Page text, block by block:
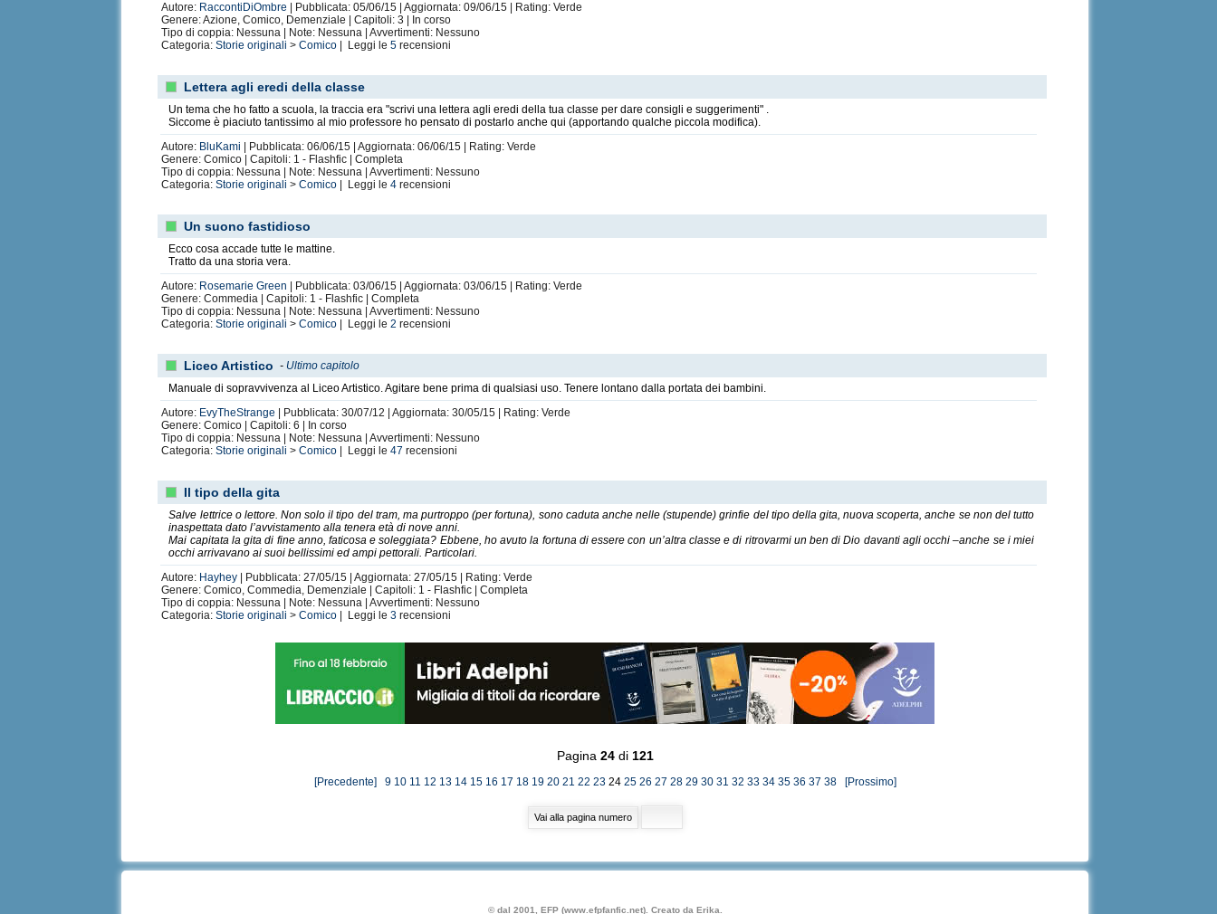
Autore: RaccontiDiOmbre
| Pubblicata: 05/06/15 | Aggiornata: 09/06/15 | Rating: Verde
Genere: Azione, Comico, Demenziale | Capitoli: 3 | In corso
Tipo di coppia: Nessuna | Note: Nessuna | Avvertimenti: Nessuno
Categoria:Storie originali >Comico | Leggi le5 recensioni
Lettera agli eredi della classe
Un tema che ho fatto a scuola, la traccia era "scrivi una lettera agli eredi della tua classe per dare consigli e suggerimenti" .
Siccome è piaciuto tantissimo al mio professore ho pensato di postarlo anche qui (apportando qualche piccola modifica).
Autore: BluKami
| Pubblicata: 06/06/15 | Aggiornata: 06/06/15 | Rating: Verde
Genere: Comico | Capitoli: 1 - Flashfic | Completa
Tipo di coppia: Nessuna | Note: Nessuna | Avvertimenti: Nessuno
Categoria:Storie originali >Comico | Leggi le4 recensioni
Un suono fastidioso
Ecco cosa accade tutte le mattine.
Tratto da una storia vera.
Autore: Rosemarie Green
| Pubblicata: 03/06/15 | Aggiornata: 03/06/15 | Rating: Verde
Genere: Commedia | Capitoli: 1 - Flashfic | Completa
Tipo di coppia: Nessuna | Note: Nessuna | Avvertimenti: Nessuno
Categoria:Storie originali >Comico | Leggi le2 recensioni
Liceo Artistico - Ultimo capitolo
Manuale di sopravvivenza al Liceo Artistico. Agitare bene prima di qualsiasi uso. Tenere lontano dalla portata dei bambini.
Autore: EvyTheStrange
| Pubblicata: 30/07/12 | Aggiornata: 30/05/15 | Rating: Verde
Genere: Comico | Capitoli: 6 | In corso
Tipo di coppia: Nessuna | Note: Nessuna | Avvertimenti: Nessuno
Categoria:Storie originali >Comico | Leggi le47 recensioni
Il tipo della gita
Salve lettrice o lettore. Non solo il tipo del tram, ma purtroppo (per fortuna), sono caduta anche nelle (stupende) grinfie del tipo della gita, nuova scoperta, anche se non del tutto
inaspettata dato l’avvistamento alla tenera età di nove anni.
Mai capitata la gita di fine anno, faticosa e soleggiata? Ebbene, ho avuto la fortuna di essere con un’altra classe e di ritrovarmi un ben di Dio davanti agli occhi –anche se i miei
occhi arrivavano ai suoi bellissimi ed ampi pettorali. Particolari.
Autore: Hayhey | Pubblicata: 27/05/15 | Aggiornata: 27/05/15 | Rating: Verde
Genere: Comico, Commedia, Demenziale | Capitoli: 1 - Flashfic | Completa
Tipo di coppia: Nessuna | Note: Nessuna | Avvertimenti: Nessuno
Categoria:Storie originali >Comico | Leggi le3 recensioni
Pagina 24di 121
[Precedente] 9 10 11 12 13 14 15 16 17 18 19 20 21 22 2324 25 26 27 28 29 30 31 32 33 34 35 36 37 38 [Prossimo]
© dal 2001, EFP (www.efpfanfic.net). Creato da Erika.